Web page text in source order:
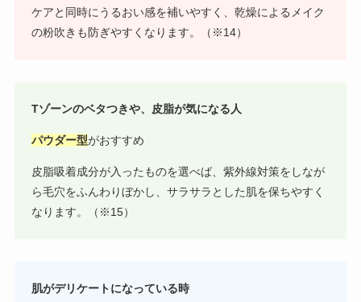
ケアと同時にうるおい感を補いやすく、乾燥によるメイク
の粉吹きも防ぎやすくなります。（※14）
Tゾーンのベタつきや、皮脂が気になる人
パウダー型がおすすめ
皮脂吸着成分が入ったものを選べば、紫外線対策をしなが
ら毛穴をふんわりぼかし、サラサラとした肌を保ちやすく
なります。（※15）
肌がデリケートになっている時